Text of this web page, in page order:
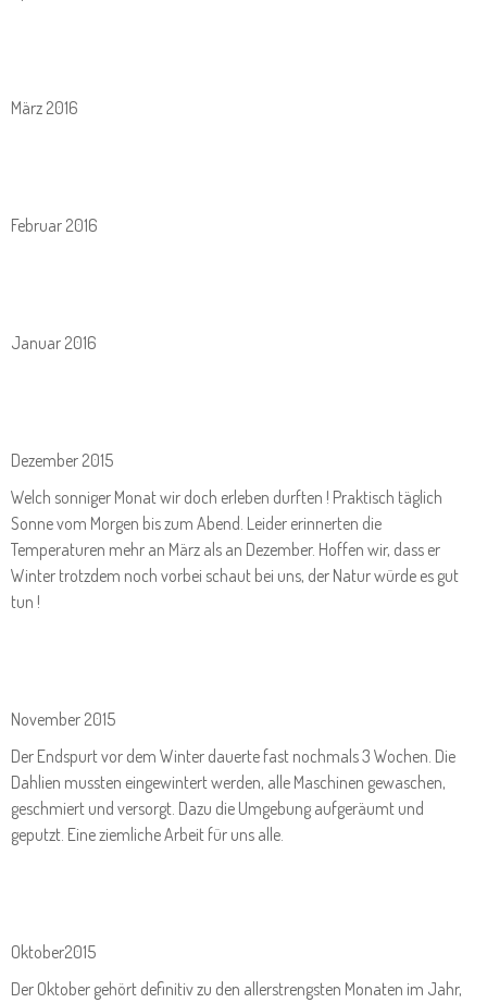
März 2016
Februar 2016
Januar 2016
Dezember 2015
Welch sonniger Monat wir doch erleben durften ! Praktisch täglich
Sonne vom Morgen bis zum Abend. Leider erinnerten die
Temperaturen mehr an März als an Dezember. Hoffen wir, dass er
Winter trotzdem noch vorbei schaut bei uns, der Natur würde es gut
tun !
November 2015
Der Endspurt vor dem Winter dauerte fast nochmals 3 Wochen. Die
Dahlien mussten eingewintert werden, alle Maschinen gewaschen,
geschmiert und versorgt. Dazu die Umgebung aufgeräumt und
geputzt. Eine ziemliche Arbeit für uns alle.
Oktober2015
Der Oktober gehört definitiv zu den allerstrengsten Monaten im Jahr,